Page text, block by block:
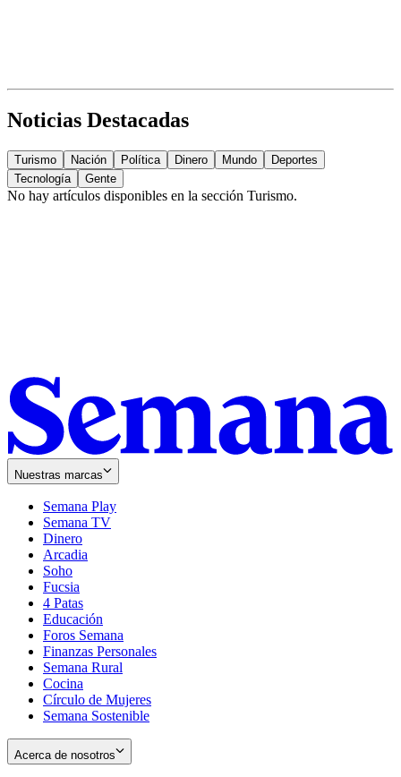
Noticias Destacadas
Turismo Nación Política Dinero Mundo
Deportes
Tecnología
Gente
No hay artículos disponibles en la sección Turismo.
Nuestras marcas
Semana Play
Semana TV
Dinero
Arcadia
Soho
in
new
window
Fucsia
in
new
window
4 Patas
Educación
Foros Semana
Finanzas Personales
Semana Rural
Cocina
Círculo de Mujeres
Semana Sostenible
Acerca de nosotros